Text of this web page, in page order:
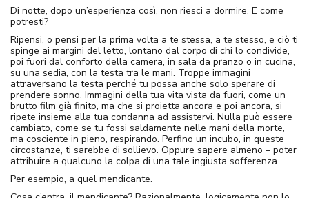
Di notte, dopo un’esperienza così, non riesci a dormire. E come
potresti?
Ripensi, o pensi per la prima volta a te stessa, a te stesso, e ciò ti
spinge ai margini del letto, lontano dal corpo di chi lo condivide,
poi fuori dal conforto della camera, in sala da pranzo o in cucina,
su una sedia, con la testa tra le mani. Troppe immagini
attraversano la testa perché tu possa anche solo sperare di
prendere sonno. Immagini della tua vita vista da fuori, come un
brutto film già finito, ma che si proietta ancora e poi ancora, si
ripete insieme alla tua condanna ad assistervi. Nulla può essere
cambiato, come se tu fossi saldamente nelle mani della morte,
ma cosciente in pieno, respirando. Perfino un incubo, in queste
circostanze, ti sarebbe di sollievo. Oppure sapere almeno – poter
attribuire a qualcuno la colpa di una tale ingiusta sofferenza.
Per esempio, a quel mendicante.